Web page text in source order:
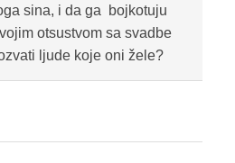
sina, i da ga bojkotuju
otsustvom sa svadbe
ljude koje oni žele?